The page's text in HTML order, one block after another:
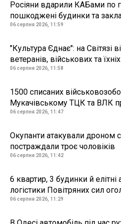
Росіяни вдарили КАБами по
пошкоджені будинки та
06 серпня 2026, 11:59
"Культура Єднає": на Світязі
ветеранів, військових та
06 серпня 2026, 11:58
1500 списаних
Мукачівському ТЦК та ВЛК
06 серпня 2026, 11:47
Окупанти атакували дроном
постраждали троє чоловіків
06 серпня 2026, 11:42
6 квартир, 3 будинки й
логістики Повітряних сил
06 серпня 2026, 11:29